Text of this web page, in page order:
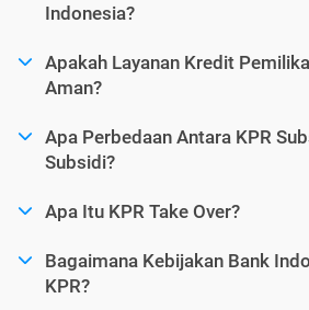
Indonesia?
Apakah Layanan Kredit
Aman?
Apa Perbedaan Antara KPR
Subsidi?
Apa Itu KPR Take Over?
Bagaimana Kebijakan Bank
KPR?